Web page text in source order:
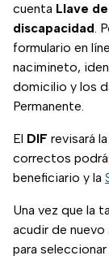
cuenta Llave
discapacidad.
formulario en
nacimineto,
domicilio y los
Permanente.
El DIF revisará
correctos
beneficiario y la
Una vez que la
acudir de nuevo
para